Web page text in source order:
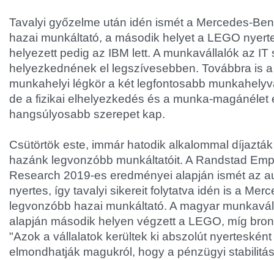
Tavalyi győzelme után idén ismét a Mercedes-
hazai munkáltató, a második helyet a LEGO
helyezett pedig az IBM lett. A munkavállalók az IT
helyezkednének el legszívesebben. Továbbra is
munkahelyi légkör a két legfontosabb
de a fizikai elhelyezkedés és a munka-magánélet
hangsúlyosabb szerepet kap.
Csütörtök este, immár hatodik alkalommal
hazánk legvonzóbb munkáltatóit. A Randstad
Research 2019-es eredményei alapján ismét az
nyertes, így tavalyi sikereit folytatva idén is a
legvonzóbb hazai munkáltató. A magyar
alapján második helyen végzett a LEGO, míg
"Azok a vállalatok kerültek ki abszolút
elmondhatják magukról, hogy a pénzügyi